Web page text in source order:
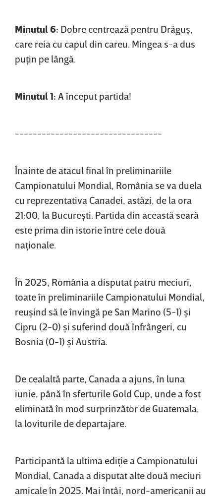
Minutul 6: Dobre centrează pentru Drăguş,
care reia cu capul din careu. Mingea s-a dus
puţin pe lângă.
Minutul 1: A început partida!
---------------------------------
Înainte de atacul final în preliminariile
Campionatului Mondial, România se va duela
cu reprezentativa Canadei, astăzi, de la ora
21:00, la Bucureşti. Partida din această seară
este prima din istorie între cele două
naţionale.
În 2025, România a disputat patru meciuri,
toate în preliminariile Campionatului Mondial,
reuşind să le învingă pe San Marino (5-1) şi
Cipru (2-0) şi suferind două înfrângeri, cu
Bosnia (0-1) şi Austria.
De cealaltă parte, Canada a ajuns, în luna
iunie, până în sferturile Gold Cup, unde a fost
eliminată în mod surprinzător de Guatemala,
la loviturile de departajare.
Participantă la ultima ediţie a Campionatului
Mondial, Canada a disputat alte două meciuri
amicale în 2025. Mai întâi, nord-americanii au